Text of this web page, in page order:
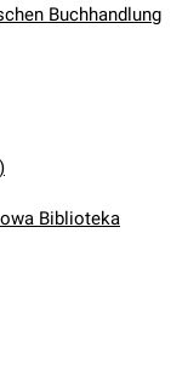
Buchhandlung
Biblioteka